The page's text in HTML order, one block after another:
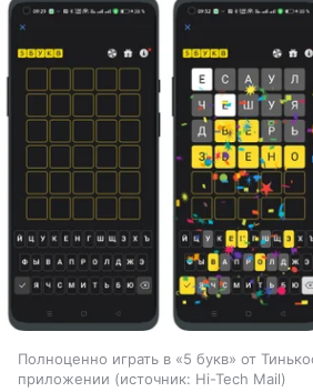
Полноценно играть в «5 букв» от
приложении
источник: Hi-Tech Mail